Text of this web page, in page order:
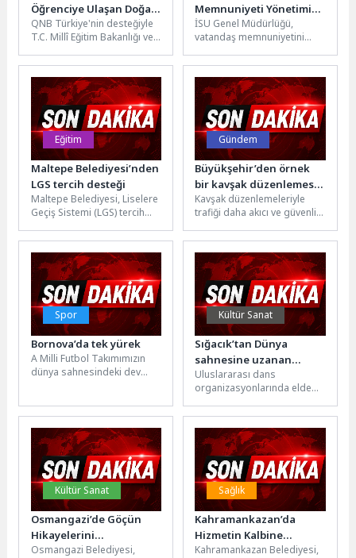
Öğrenciye Ulaşan Doğa
Öncüleri Programı’nda
Gençler Projelerini
Paylaştı
QNB Türkiye'nin desteğiyle
T.C. Millî Eğitim Bakanlığı ve
yürütülen Doğa Öncüleri
Programı kapsamında
geliştirilen projeler,...
Memnuniyeti Yönetimi
Tescillendi
İSU Genel Müdürlüğü,
vatandaş memnuniyetini
uluslararası standartlarla
belgeledi. Müşteri Hizmetleri
ve...
Eğitim
Maltepe Belediyesi’nden
LGS tercih desteği
Maltepe Belediyesi, Liselere
Geçiş Sistemi (LGS) tercih
velilere ücretsiz tercih
danışmanlığı hizmeti...
Gündem
Büyükşehir’den örnek
bir kavşak düzenlemesi
daha
Kavşak düzenlemeleriyle
trafiği daha akıcı ve güvenli
Kocaeli Büyükşehir
Belediyesi, bir...
Spor
Bornova’da tek yürek
A Milli Futbol Takımımızın
dünya sahnesindeki dev
organizasyonuyla ilçenin...
Kültür Sanat
Sığacık’tan Dünya
sahnesine uzanan
başarı
Uluslararası dans
organizasyonlarında elde
Seferihisar’ın gururu olan
REBETEOS Dans Akademisi
sporcuları ile akademinin...
Kültür Sanat
Osmangazi’de Göçün
Hikayelerini
Karikatürlerle Anlatan
Osmangazi Belediyesi,
Sağlık
Kahramankazan’da
Hizmetin Kalbine
“Psikolojik” Dokunuş!
Kahramankazan Belediyesi,